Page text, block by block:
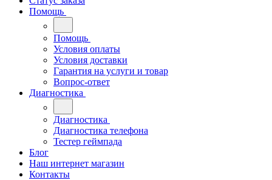
Помощь
Помощь
Условия оплаты
Условия доставки
Гарантия на услуги и товар
Вопрос-ответ
Диагностика
Диагностика
Диагностика телефона
Тестер геймпада
Блог
Наш интернет магазин
Контакты